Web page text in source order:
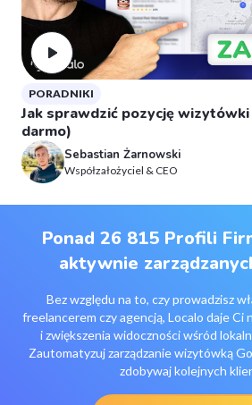
PORADNIKI
Jak sprawdzić pozycję
darmo)
Sebastian Żarnowski
Współzałożyciel & CEO
Ponad 26 815 Profili
aktywnie
Bez względu na to, czy prowadzisz
freelancerem czy agencją, Localo daje Ci
i zwiększenia widoczności wśród
Zautomatyzuj zarządzanie wizytówką
zdobywaj kolejnych